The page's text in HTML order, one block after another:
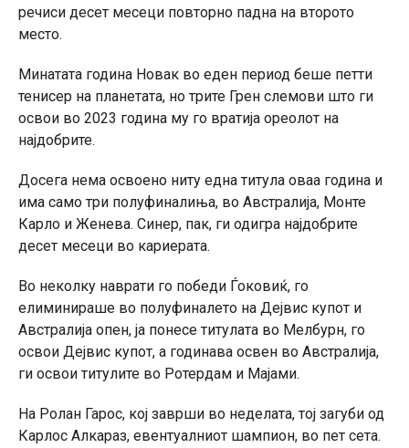
речиси десет месеци повторно падна на второто
место.
Минатата година Новак во еден период беше петти
тенисер на планетата, но трите Грен слемови што ги
освои во 2023 година му го вратија ореолот на
најдобрите.
Досега нема освоено ниту една титула оваа година и
има само три полуфиналиња, во Австралија, Монте
Карло и Женева. Синер, пак, ги одигра најдобрите
десет месеци во кариерата.
Во неколку наврати го победи Ѓоковиќ, го
елиминираше во полуфиналето на Дејвис купот и
Австралија опен, ја понесе титулата во Мелбурн, го
освои Дејвис купот, а годинава освен во Австралија,
ги освои титулите во Ротердам и Мајами.
На Ролан Гарос, кој заврши во неделата, тој загуби од
Карлос Алкараз, евентуалниот шампион, во пет сета.